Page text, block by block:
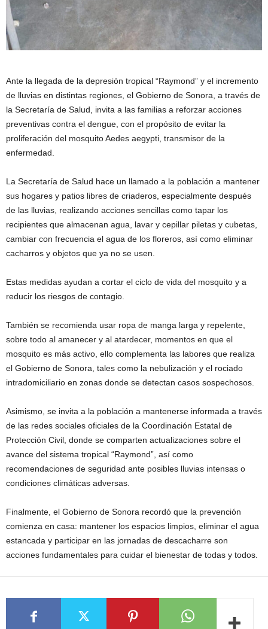
Ante la llegada de la depresión tropical “Raymond” y el incremento
de lluvias en distintas regiones, el Gobierno de Sonora, a través de
la Secretaría de Salud, invita a las familias a reforzar acciones
preventivas contra el dengue, con el propósito de evitar la
proliferación del mosquito Aedes aegypti, transmisor de la
enfermedad.
La Secretaría de Salud hace un llamado a la población a mantener
sus hogares y patios libres de criaderos, especialmente después
de las lluvias, realizando acciones sencillas como tapar los
recipientes que almacenan agua, lavar y cepillar piletas y cubetas,
cambiar con frecuencia el agua de los floreros, así como eliminar
cacharros y objetos que ya no se usen.
Estas medidas ayudan a cortar el ciclo de vida del mosquito y a
reducir los riesgos de contagio.
También se recomienda usar ropa de manga larga y repelente,
sobre todo al amanecer y al atardecer, momentos en que el
mosquito es más activo, ello complementa las labores que realiza
el Gobierno de Sonora, tales como la nebulización y el rociado
intradomiciliario en zonas donde se detectan casos sospechosos.
Asimismo, se invita a la población a mantenerse informada a través
de las redes sociales oficiales de la Coordinación Estatal de
Protección Civil, donde se comparten actualizaciones sobre el
avance del sistema tropical “Raymond”, así como
recomendaciones de seguridad ante posibles lluvias intensas o
condiciones climáticas adversas.
Finalmente, el Gobierno de Sonora recordó que la prevención
comienza en casa: mantener los espacios limpios, eliminar el agua
estancada y participar en las jornadas de descacharre son
acciones fundamentales para cuidar el bienestar de todas y todos.